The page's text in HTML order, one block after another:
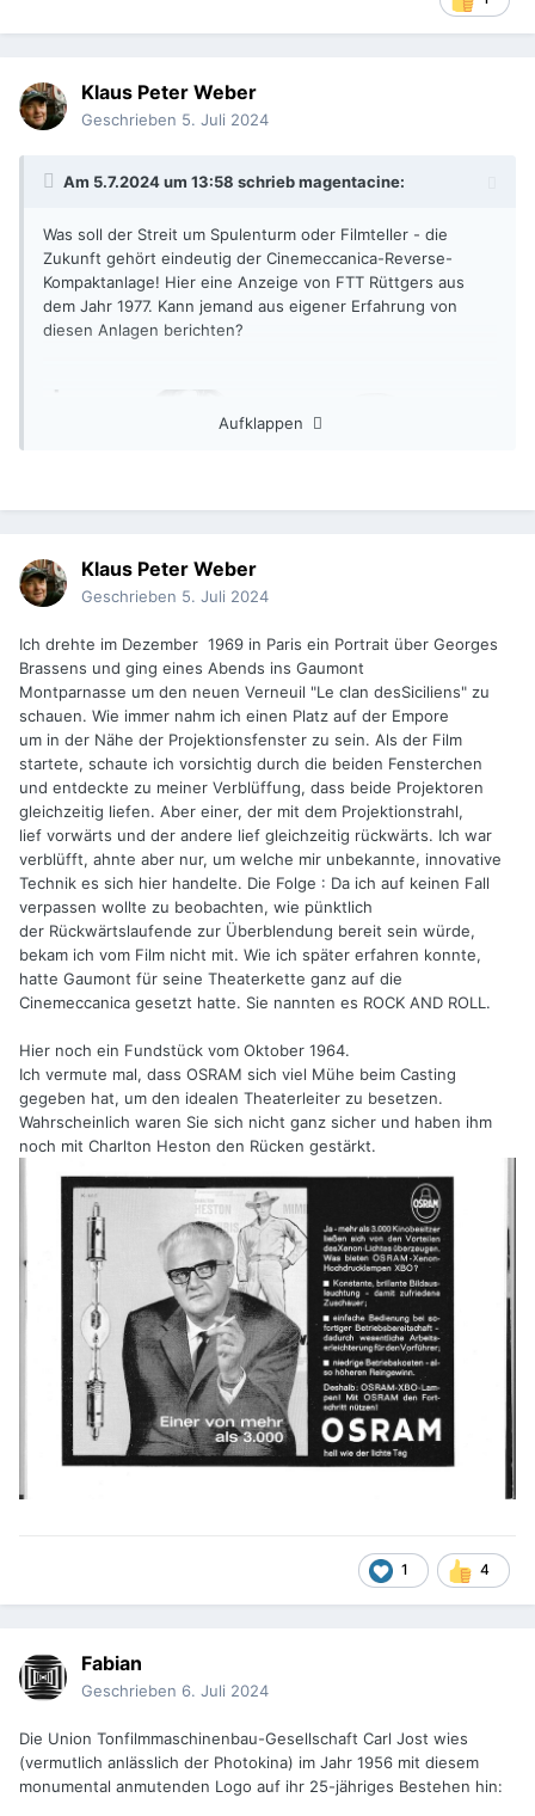
Klaus Peter Weber
Geschrieben 5. Juli 2024
Am 5.7.2024 um 13:58 schriebmagentacine:
Was soll der Streit um Spulenturm oder Filmteller - die
Zukunft gehört eindeutig der Cinemeccanica-Reverse-
Kompaktanlage! Hier eine Anzeige von FTT Rüttgers aus
dem Jahr 1977. Kann jemand aus eigener Erfahrung von
diesen Anlagen berichten?
Aufklappen
Klaus Peter Weber
Geschrieben 5. Juli 2024
Ich drehte im Dezember 1969 in Paris ein Portrait über Georges
Brassens und ging eines Abends ins Gaumont
Montparnasse um den neuen Verneuil "Le clan desSiciliens" zu
schauen. Wie immer nahm ich einen Platz auf der Empore
um in der Nähe der Projektionsfenster zu sein. Als der Film
startete, schaute ich vorsichtig durch die beiden Fensterchen
und entdeckte zu meiner Verblüffung, dass beide Projektoren
gleichzeitig liefen. Aber einer, der mit dem Projektionstrahl,
lief vorwärts und der andere lief gleichzeitig rückwärts. Ich war
verblüfft, ahnte aber nur, um welche mir unbekannte, innovative
Technik es sich hier handelte. Die Folge : Da ich auf keinen Fall
verpassen wollte zu beobachten, wie pünktlich
der Rückwärtslaufende zur Überblendung bereit sein würde,
bekam ich vom Film nicht mit. Wie ich später erfahren konnte,
hatte Gaumont für seine Theaterkette ganz auf die
Cinemeccanica gesetzt hatte. Sie nannten es ROCK AND ROLL.
Hier noch ein Fundstück vom Oktober 1964.
Ich vermute mal, dass OSRAM sich viel Mühe beim Casting
gegeben hat, um den idealen Theaterleiter zu besetzen.
Wahrscheinlich waren Sie sich nicht ganz sicher und haben ihm
noch mit Charlton Heston den Rücken gestärkt.
1 4
Fabian
Geschrieben 6. Juli 2024
Die Union Tonfilmmaschinenbau-Gesellschaft Carl Jost wies
(vermutlich anlässlich der Photokina) im Jahr 1956 mit diesem
monumental anmutenden Logo auf ihr 25-jähriges Bestehen hin: